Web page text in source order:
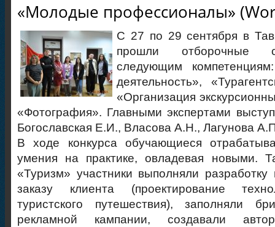
«Молодые профессионалы»
С 27 по 29 сентября в
прошли отборочные
следующим
деятельность»,
«Организация
«Фотография». Главными экспертами
Богославская Е.И., Власова А.Н., Лагунова
В ходе конкурса обучающиеся
умения на практике, овладевая новыми.
«Туризм» участники выполняли
заказу клиента (проектирование
туристского путешествия), заполняли
рекламной кампании, создавали